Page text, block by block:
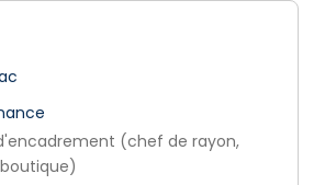
(chef de rayon,